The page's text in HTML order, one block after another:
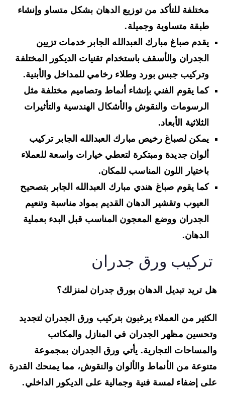
مختلفة للتأكد من توزيع الدهان بشكل متساو وإنشاء
طبقة متساوية وجميلة.
يقدم صباغ مبارك العبدالله الجابر خدمات تزيين
الجدران والأسقف باستخدام تقنيات الديكور المختلفة
وتركيب جبس بورد وطلاء رخامي للمداخل والأبنية.
كما يقوم الفني بإنشاء أنماط وتصاميم مختلفة مثل
الرسومات والنقوش والأشكال الهندسية والتأثيرات
الثلاثية الأبعاد.
يمكن لصباغ رخيص مبارك العبدالله الجابر تركيب
ألوان جديدة ومبتكرة لتعطي خيارات واسعة للعملاء
باختيار اللون المناسب للمكان.
كما يقوم صباغ هندي مبارك العبدالله الجابر بتصحيح
العيوب وتقشير الدهان القديم بمواد مناسبة وتنعيم
الجدران ووضع المعجون المناسب قبل البدء بعملية
الدهان.
ورق جدران
تريد تبديل الدهان بورق جدران لمنزلك؟
من العملاء يرغبون بتركيب ورق الجدران لتجديد
مظهر الجدران في المنازل والمكاتب
التجارية. يأتي ورق الجدران بمجموعة
من الأنماط والألوان والنقوش، مما يمنحك القدرة
إضفاء لمسة فنية وجمالية على الديكور الداخلي.